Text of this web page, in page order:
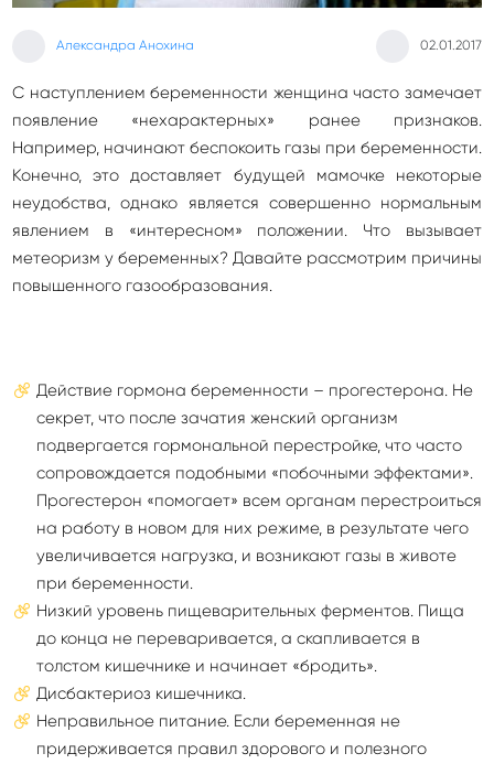
Александра Анохина 02.01.2017
С наступлением беременности женщина часто замечает
появление «нехарактерных» ранее признаков.
Например, начинают беспокоить газы при беременности.
Конечно, это доставляет будущей мамочке некоторые
неудобства, однако является совершенно нормальным
явлением в «интересном» положении. Что вызывает
метеоризм у беременных? Давайте рассмотрим причины
повышенного газообразования.
Действие гормона беременности – прогестерона. Не
секрет, что после зачатия женский организм
подвергается гормональной перестройке, что часто
сопровождается подобными «побочными эффектами».
Прогестерон «помогает» всем органам перестроиться
на работу в новом для них режиме, в результате чего
увеличивается нагрузка, и возникают газы в животе
при беременности.
Низкий уровень пищеварительных ферментов. Пища
до конца не переваривается, а скапливается в
толстом кишечнике и начинает «бродить».
Дисбактериоз кишечника.
Неправильное питание. Если беременная не
придерживается правил здорового и полезного